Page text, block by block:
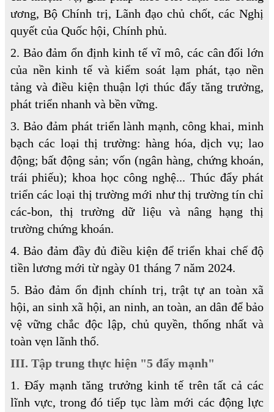
ương, Bộ Chính trị, Lãnh đạo chủ chốt, các Nghị
quyết của Quốc hội, Chính phủ.
2. Bảo đảm ổn định kinh tế vĩ mô, các cân đối lớn
của nền kinh tế và kiểm soát lạm phát, tạo nền
tảng và điều kiện thuận lợi thúc đẩy tăng trưởng,
phát triển nhanh và bền vững.
3. Bảo đảm phát triển lành mạnh, công khai, minh
bạch các loại thị trường: hàng hóa, dịch vụ; lao
động; bất động sản; vốn (ngân hàng, chứng khoán,
trái phiếu); khoa học công nghệ... Thúc đẩy phát
triển các loại thị trường mới như thị trường tín chỉ
các-bon, thị trường dữ liệu và nâng hạng thị
trường chứng khoán.
4. Bảo đảm đầy đủ điều kiện để triển khai chế độ
tiền lương mới từ ngày 01 tháng 7 năm 2024.
5. Bảo đảm ổn định chính trị, trật tự an toàn xã
hội, an sinh xã hội, an ninh, an toàn, an dân để bảo
vệ vững chắc độc lập, chủ quyền, thống nhất và
toàn vẹn lãnh thổ.
III. Tập trung thực hiện "5 đẩy mạnh"
1. Đẩy mạnh tăng trưởng kinh tế trên tất cả các
lĩnh vực, trong đó tiếp tục làm mới các động lực